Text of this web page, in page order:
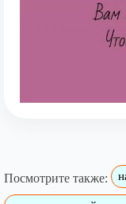
Посмотрите также: